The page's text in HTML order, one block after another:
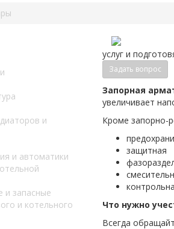
и
и автоматики
и запасные
и котельного
услуг и
Задать вопрос
Запорная
увеличивает
Кроме запорно-
защитная
Что нужно
Всегда